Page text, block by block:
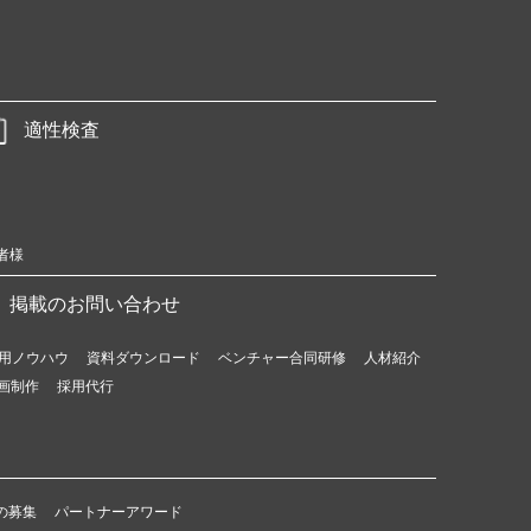
適性検査
様
掲載のお問い合わせ
ノウハウ 資料ダウンロード ベンチャー合同研修
人材紹介
制作
採用代行
募集 パートナーアワード